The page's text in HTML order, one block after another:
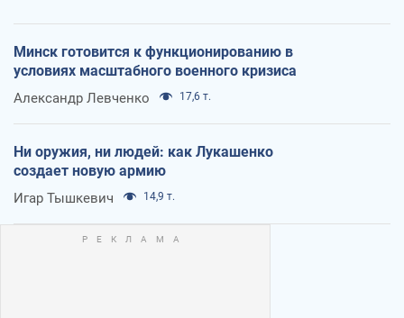
Минск готовится к функционированию в
условиях масштабного военного кризиса
Александр Левченко 17,6 т.
Ни оружия, ни людей: как Лукашенко
создает новую армию
Игар Тышкевич 14,9 т.